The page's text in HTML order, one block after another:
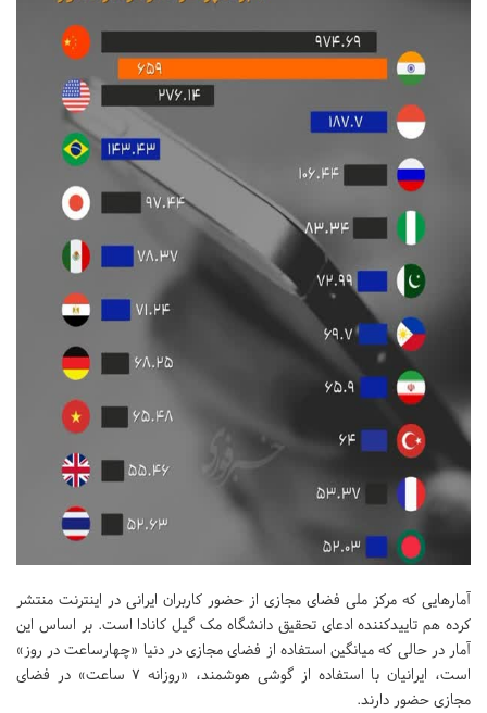
آمارهایی که مرکز ملی فضای مجازی از حضور کاربران ایرانی در اینترنت منتشر
کرده هم تایید‌کننده ادعای تحقیق دانشگاه مک گیل کانادا است. بر اساس این
آمار در حالی که میانگین استفاده از فضای مجازی در دنیا «چهارساعت در روز»
است، ایرانیان با استفاده از گوشی هوشمند، «روزانه 7 ساعت» در فضای
مجازی حضور دارند.